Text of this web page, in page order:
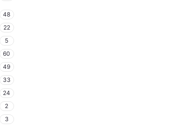
48
22
5
60
49
33
24
2
3